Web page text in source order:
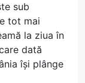
sub
tot mai
la ziua în
dată
își plânge